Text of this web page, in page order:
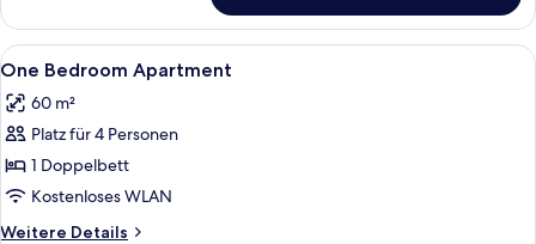
Alle
Fotos
für
One
Bedroom
Apartment
anzeigen
1 Schlafzimmer, Zimmersafe,
5
One Bedroom Apartment
60 m²
Platz für 4 Personen
1 Doppelbett
Kostenloses WLAN
Weitere Details
Weitere